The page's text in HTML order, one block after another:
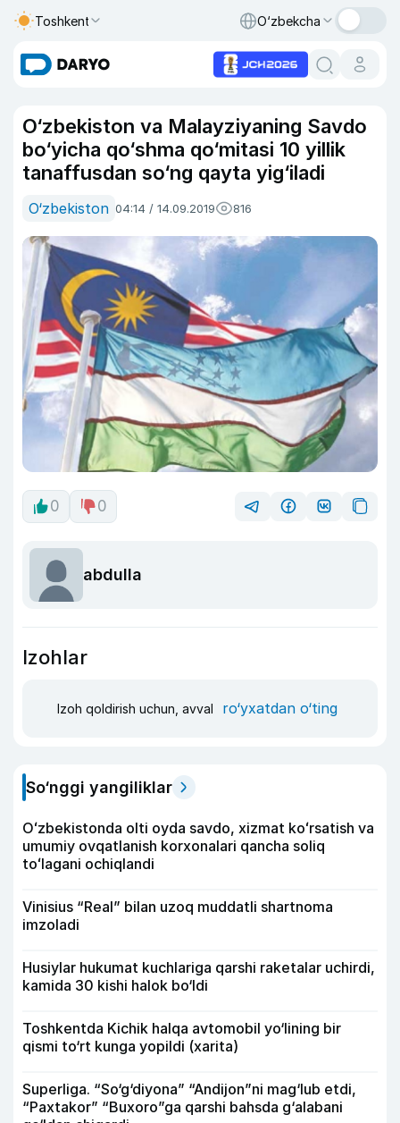
Toshkent O‘zbekcha
O‘zbekiston va Malayziyaning Savdo
bo‘yicha qo‘shma qo‘mitasi 10 yillik
tanaffusdan so‘ng qayta yig‘iladi
O‘zbekiston 04:14 / 14.09.2019 816
0 0
abdulla
Izohlar
Izoh qoldirish uchun, avval ro‘yxatdan o‘ting
So‘nggi yangiliklar
Oʻzbekistonda olti oyda savdo, xizmat koʻrsatish va
umumiy ovqatlanish korxonalari qancha soliq
toʻlagani ochiqlandi
Vinisius “Real” bilan uzoq muddatli shartnoma
imzoladi
Husiylar hukumat kuchlariga qarshi raketalar uchirdi,
kamida 30 kishi halok bo‘ldi
Toshkentda Kichik halqa avtomobil yo‘lining bir
qismi to‘rt kunga yopildi (xarita)
Superliga. “So‘g‘diyona” “Andijon”ni mag‘lub etdi,
“Paxtakor” “Buxoro”ga qarshi bahsda g‘alabani